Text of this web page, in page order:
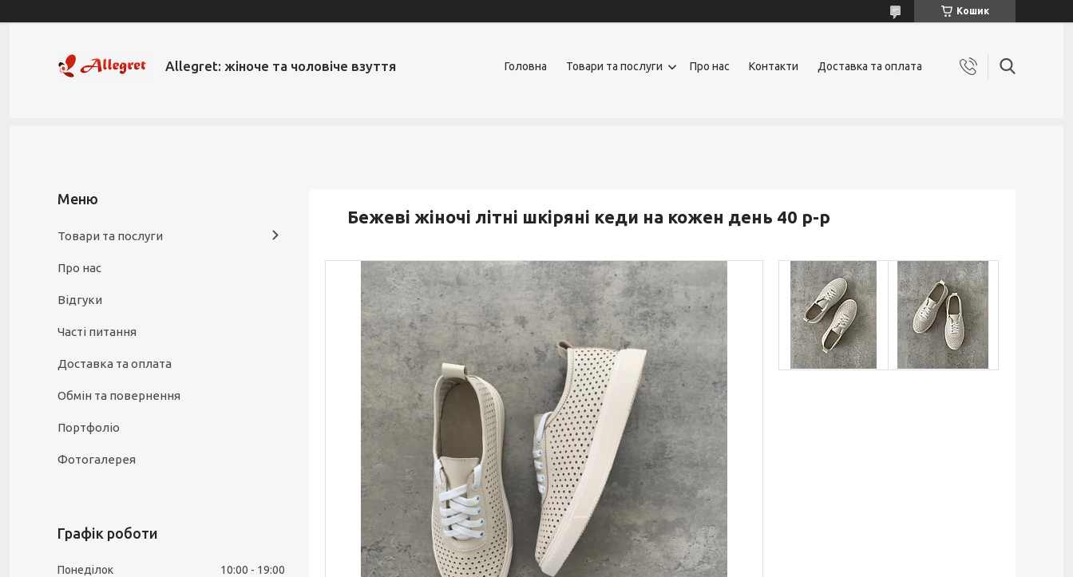
Кошик
Allegret: жіноче та чоловіче взуття Головна Товари та послуги Про нас Контакти Доставка та оплата
Бежеві жіночі літні шкіряні кеди на кожен день 40 р-р
Товари та послуги
Про нас
Відгуки
Часті питання
Доставка та оплата
Обмін та повернення
Портфоліо
Фотогалерея
Графік роботи
Понеділок 10:00
19:00